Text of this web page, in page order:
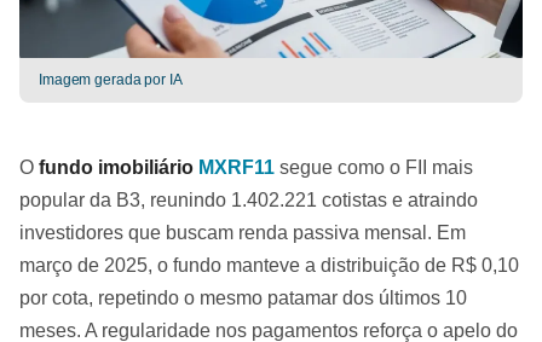
Imagem gerada por IA
O fundo imobiliário MXRF11 segue como o FII mais
popular da B3, reunindo 1.402.221 cotistas e atraindo
investidores que buscam renda passiva mensal. Em
março de 2025, o fundo manteve a distribuição de R$ 0,10
por cota, repetindo o mesmo patamar dos últimos 10
meses. A regularidade nos pagamentos reforça o apelo do